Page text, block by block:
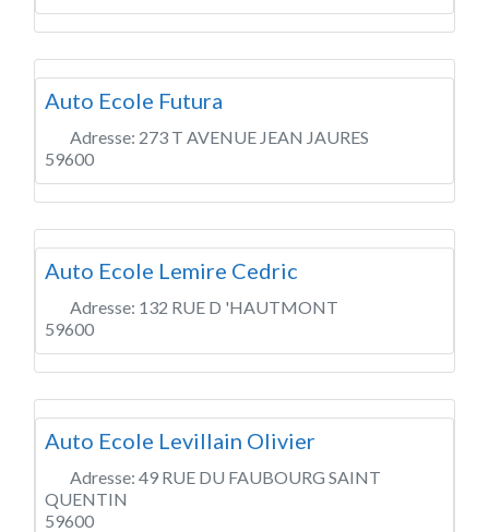
Auto Ecole Futura
Adresse: 273 T AVENUE JEAN JAURES
59600
Auto Ecole Lemire Cedric
Adresse: 132 RUE D 'HAUTMONT
59600
Auto Ecole Levillain Olivier
Adresse: 49 RUE DU FAUBOURG SAINT
QUENTIN
59600